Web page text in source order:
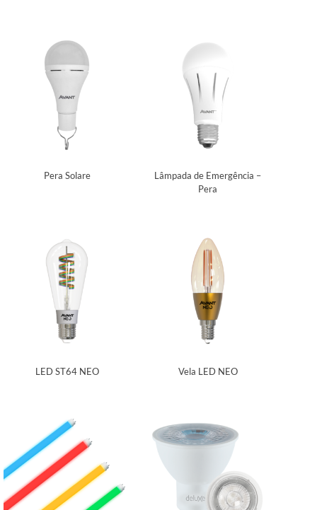
Pera Solare
Lâmpada de Emergência –
Pera
LED ST64 NEO Vela LED NEO